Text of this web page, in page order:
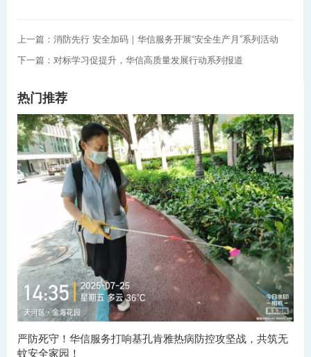
上一篇：消防先行 安全加码｜华信服务开展“安全生产月”系列活动
下一篇：对标学习促提升，华信高质量发展行动系列报道
热门推荐
严防死守！华信服务打响基孔肯雅热病防控攻坚战，共筑无
蚊安全家园！